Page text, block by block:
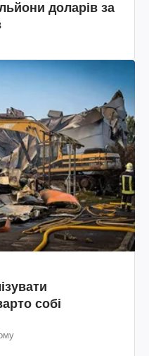
доларів за
собі